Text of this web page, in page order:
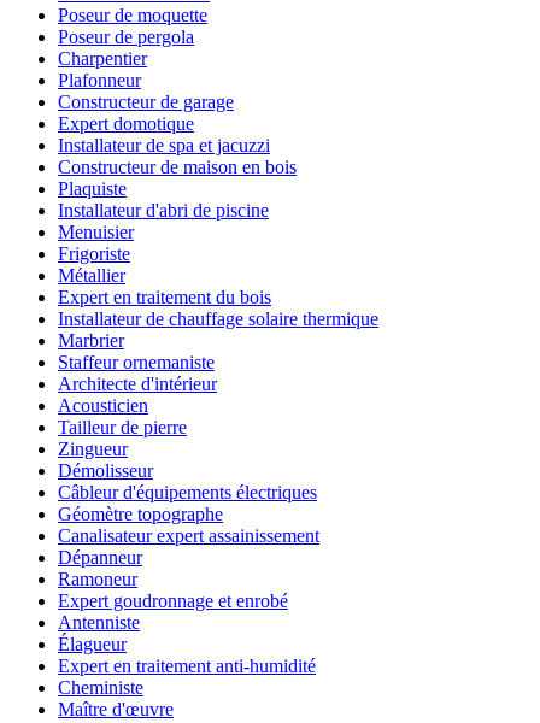
Poseur de moquette
Poseur de pergola
Charpentier
Plafonneur
Constructeur de garage
Expert domotique
Installateur de spa et jacuzzi
Constructeur de maison en bois
Plaquiste
Installateur d'abri de piscine
Menuisier
Frigoriste
Métallier
Expert en traitement du bois
Installateur de chauffage solaire thermique
Marbrier
Staffeur ornemaniste
Architecte d'intérieur
Acousticien
Tailleur de pierre
Zingueur
Démolisseur
Câbleur d'équipements électriques
Géomètre topographe
Canalisateur expert assainissement
Dépanneur
Ramoneur
Expert goudronnage et enrobé
Antenniste
Élagueur
Expert en traitement anti-humidité
Cheministe
Maître d'œuvre